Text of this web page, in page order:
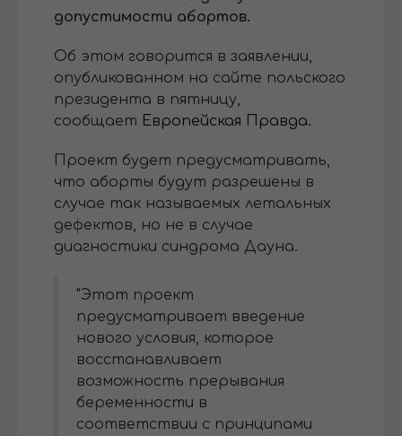
допустимости абортов.
Об этом говорится в заявлении,
опубликованном на сайте польского
президента в пятницу,
сообщает Европейская Правда.
Проект будет предусматривать,
что аборты будут разрешены в
случае так называемых летальных
дефектов, но не в случае
диагностики синдрома Дауна.
"Этот проект
предусматривает введение
нового условия, которое
восстанавливает
возможность прерывания
беременности в
соответствии с принципами